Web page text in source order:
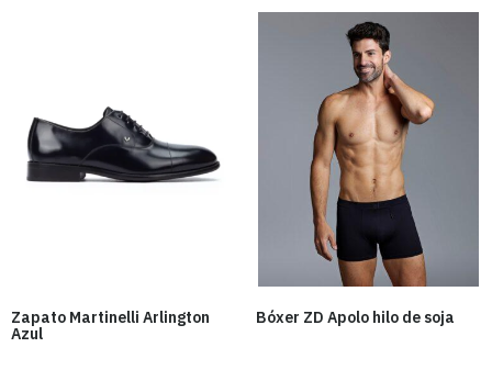
Zapato Martinelli Arlington
Azul
Bóxer ZD Apolo hilo de soja